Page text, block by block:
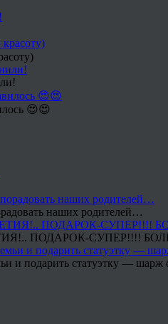
😍😍
наших родителей…
ПОДАРОК-СУПЕР!!!!
и подарить статуэтку —